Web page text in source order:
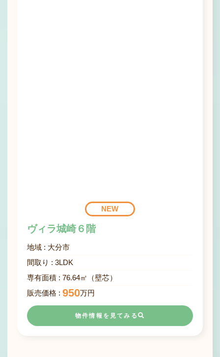
NEW
ヴィラ城崎６階
地域 : 大分市
間取り : 3LDK
専有面積 : 76.64㎡（壁芯）
販売価格 : 950万円
物件情報を見てみる